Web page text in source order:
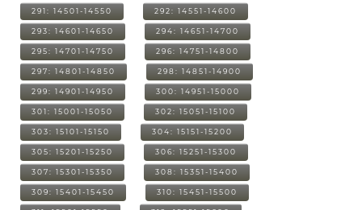
291: 14501-14550 292: 14551-14600
293: 14601-14650 294: 14651-14700
295: 14701-14750 296: 14751-14800
297: 14801-14850 298: 14851-14900
299: 14901-14950 300: 14951-15000
301: 15001-15050 302: 15051-15100
303: 15101-15150 304: 15151-15200
305: 15201-15250 306: 15251-15300
307: 15301-15350 308: 15351-15400
309: 15401-15450 310: 15451-15500